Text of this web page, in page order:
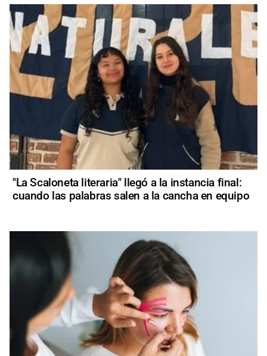
"La Scaloneta literaria" llegó a la instancia final:
cuando las palabras salen a la cancha en equipo